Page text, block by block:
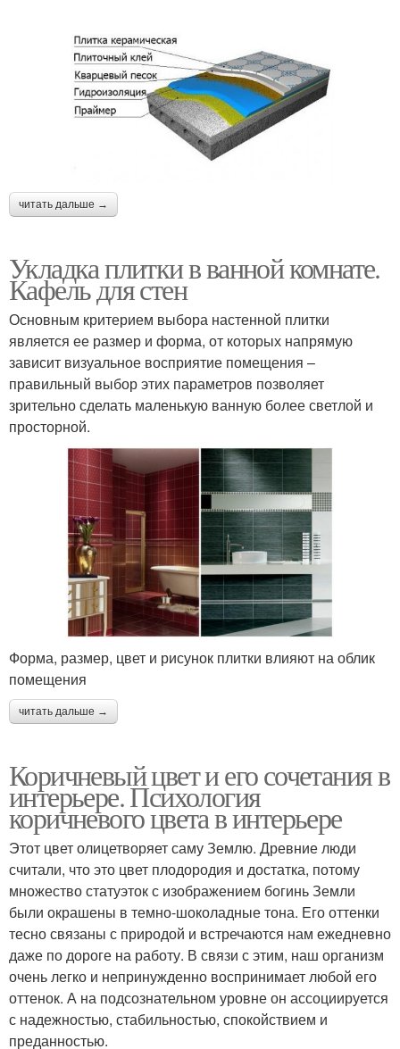
читать дальше →
Укладка плитки в ванной комнате.
Кафель для стен
Основным критерием выбора настенной плитки
является ее размер и форма, от которых напрямую
зависит визуальное восприятие помещения –
правильный выбор этих параметров позволяет
зрительно сделать маленькую ванную более светлой и
просторной.
Форма, размер, цвет и рисунок плитки влияют на облик
помещения
читать дальше →
Коричневый цвет и его сочетания в
интерьере. Психология
коричневого цвета в интерьере
Этот цвет олицетворяет саму Землю. Древние люди
считали, что это цвет плодородия и достатка, потому
множество статуэток с изображением богинь Земли
были окрашены в темно-шоколадные тона. Его оттенки
тесно связаны с природой и встречаются нам ежедневно
даже по дороге на работу. В связи с этим, наш организм
очень легко и непринужденно воспринимает любой его
оттенок. А на подсознательном уровне он ассоциируется
с надежностью, стабильностью, спокойствием и
преданностью.